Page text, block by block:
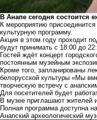
В Анапе сегодня состоится
К мероприятию
культурную программу.
Акция в этом году проходит
будут принимать с 18:00 до
Гостей ждёт концерт
постоянным музейным
Кроме того, запланированы
белорусской культуры «Мы
творческую встречу с
Для посетителей будет
В музее приглашают жителей
Полная программа доступна
Анапский археологический